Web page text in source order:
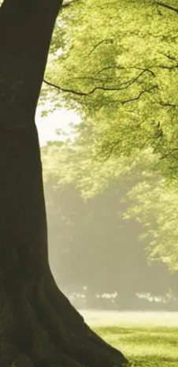
QUI NE DÉÇOIT
cette ville, veuillez recourir à
contacter si vous aimez avoir
avons à votre service des
pour rendre le meilleur
vous afin de sauver la vie de